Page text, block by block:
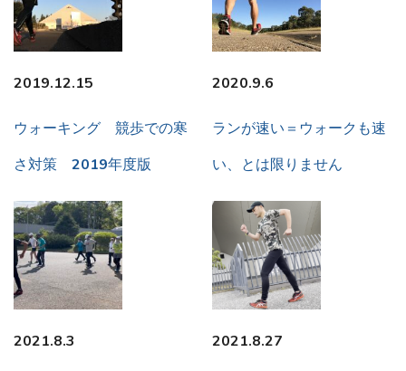
2019.12.15
ウォーキング 競歩での寒
さ対策 2019年度版
2020.9.6
ランが速い＝ウォークも速
い、とは限りません
2021.8.3 2021.8.27